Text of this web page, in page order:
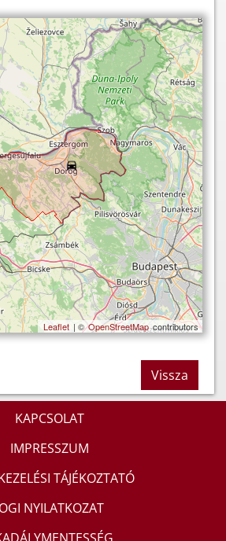
Leaflet | ©OpenStreetMapcontributors
Vissza
KAPCSOLAT
IMPRESSZUM
TÁJÉKOZTATÓ
NYILATKOZAT